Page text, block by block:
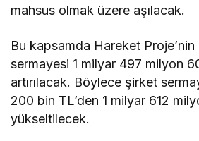
mahsus olmak üzere aşılacak.
Bu kapsamda Hareket Proje’nin
sermayesi 1 milyar 497 milyon
artırılacak. Böylece şirket
200 bin TL’den 1 milyar 612
yükseltilecek.